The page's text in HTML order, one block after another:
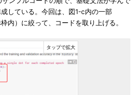
している。今回は、図1-c内の一部
内）に絞って、コードを取り上げる。